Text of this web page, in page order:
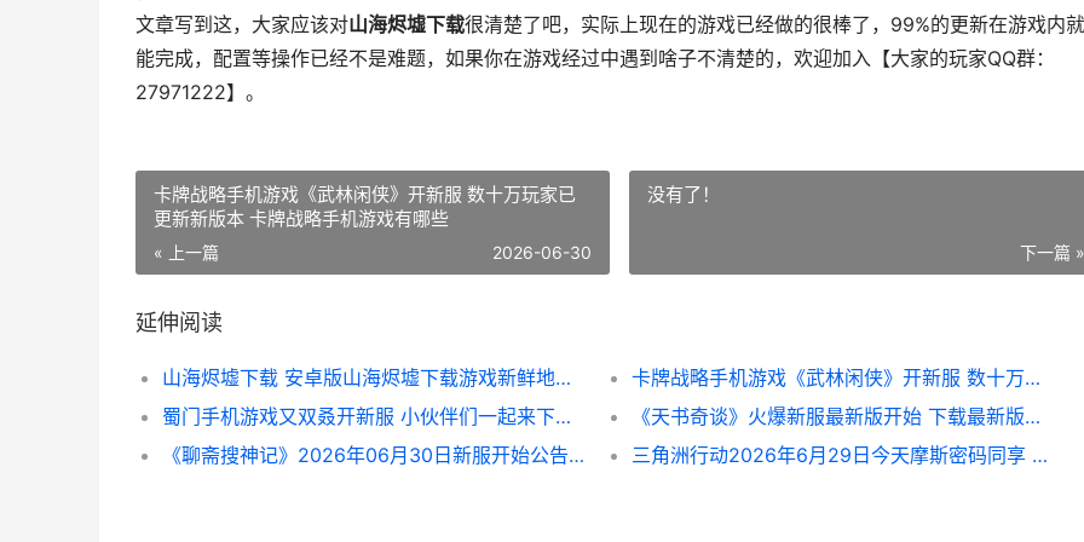
文章写到这，大家应该对山海烬墟下载很清楚了吧，实际上现在的游戏已经做的很棒了，99%的更新在游戏内就
能完成，配置等操作已经不是难题，如果你在游戏经过中遇到啥子不清楚的，欢迎加入【大家的玩家QQ群：
27971222】。
卡牌战略手机游戏《武林闲侠》开新服 数十万玩家已
更新新版本 卡牌战略手机游戏有哪些
« 上一篇 2026-06-30
没有了！
下一篇 »
延伸阅读
山海烬墟下载 安卓版山海烬墟下载游戏新鲜地址和方式 烬山海绘卷壁纸
卡牌战略手机游戏《武林闲侠》开新服 数十万玩家已更新新版本 卡牌战略手机游戏有哪些
蜀门手机游戏又双叒开新服 小伙伴们一起来下载吧 蜀门手游官方社区app
《天书奇谈》火爆新服最新版开始 下载最新版迎风出发 天书奇谈火魔爆
《聊斋搜神记》2026年06月30日新服开始公告 官方版下载恭迎尝试 《聊斋搜神记》在线阅读
三角洲行动2026年6月29日今天摩斯密码同享 三角洲行动2026国际邀请赛